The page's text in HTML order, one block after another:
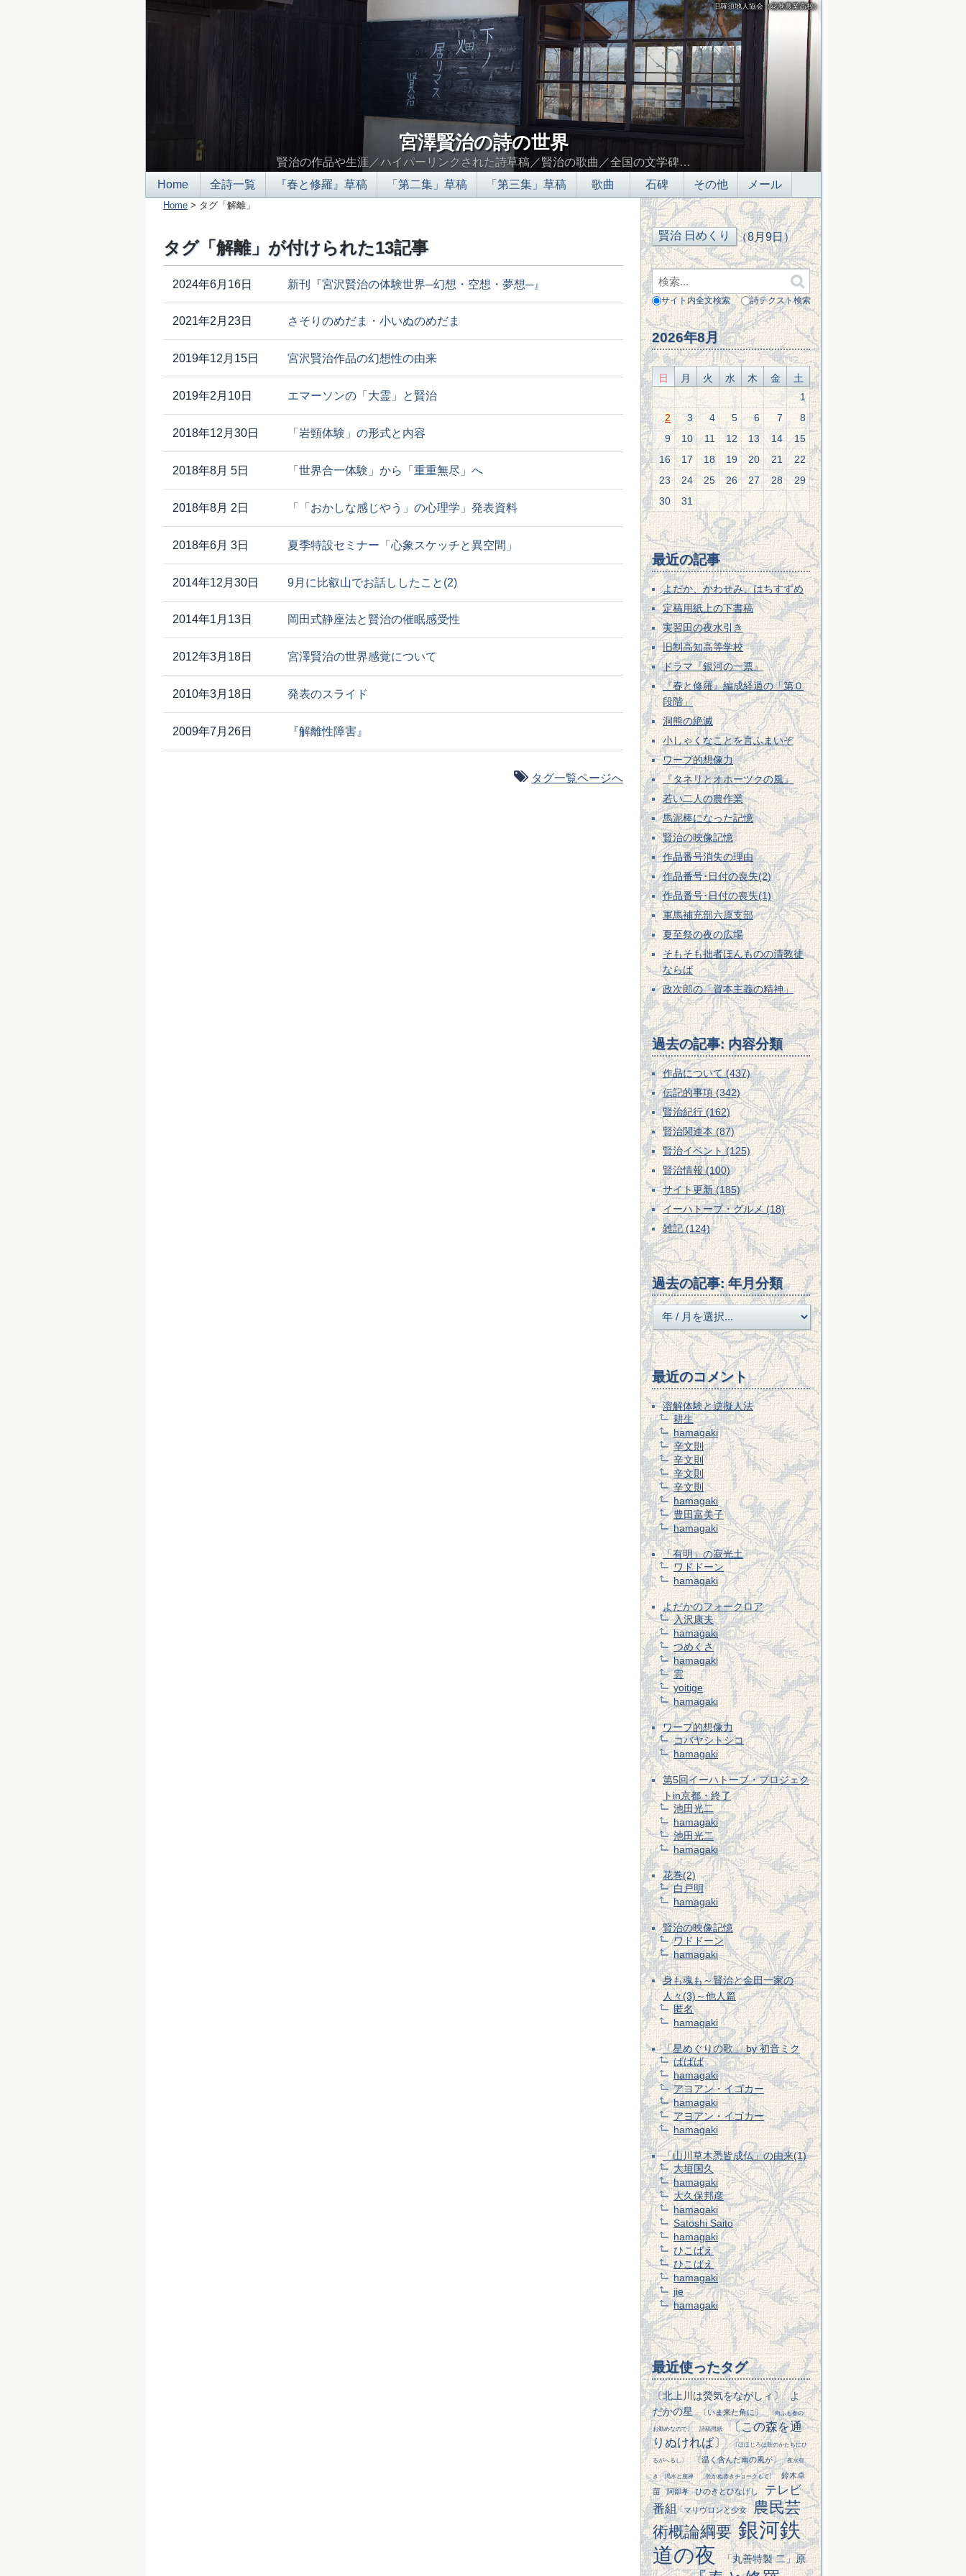
旧羅須地人協会（花巻農業高校）
宮澤賢治の詩の世界
賢治の作品や生涯／ハイパーリンクされた詩草稿／賢治の歌曲／全国の文学碑…
Home
全詩一覧 『春と修羅』草稿 「第二集」草稿 「第三集」草稿 歌曲 石碑 その他 メール
Home > タグ「解離」
タグ「解離」が付けられた13記事
2024年6月16日 新刊『宮沢賢治の体験世界─幻想・空想・夢想─』
2021年2月23日 さそりのめだま・小いぬのめだま
2019年12月15日 宮沢賢治作品の幻想性の由来
2019年2月10日 エマーソンの「大霊」と賢治
2018年12月30日 「岩頸体験」の形式と内容
2018年8月 5日 「世界合一体験」から「重重無尽」へ
2018年8月 2日 「「おかしな感じやう」の心理学」発表資料
2018年6月 3日 夏季特設セミナー「心象スケッチと異空間」
2014年12月30日 9月に比叡山でお話ししたこと(2)
2014年1月13日 岡田式静座法と賢治の催眠感受性
2012年3月18日 宮澤賢治の世界感覚について
2010年3月18日 発表のスライド
2009年7月26日 『解離性障害』
タグ一覧ページへ
（8月9日）
サイト内全文検索 詩テクスト検索
2026年8月
日 月 火 水 木 金
土
1
2
3 4 5 6 7
8
9
10 11 12 13 14
15
16
17 18 19 20 21
22
23
24 25 26 27 28
29
30
31
最近の記事
よだか、かわせみ、はちすずめ
定稿用紙上の下書稿
実習田の夜水引き
旧制高知高等学校
ドラマ『銀河の一票』
『春と修羅』編成経過の「第０
段階」
洞熊の絶滅
小しゃくなことを言ふまいぞ
ワープ的想像力
『タネリとオホーツクの風』
若い二人の農作業
馬泥棒になった記憶
賢治の映像記憶
作品番号消失の理由
作品番号･日付の喪失(2)
作品番号･日付の喪失(1)
軍馬補充部六原支部
夏至祭の夜の広場
そもそも拙者ほんものの清教徒
ならば
政次郎の「資本主義の精神」
過去の記事: 内容分類
作品について (437)
伝記的事項 (342)
賢治紀行 (162)
賢治関連本 (87)
賢治イベント (125)
賢治情報 (100)
サイト更新 (185)
イーハトーブ・グルメ (18)
雑記 (124)
過去の記事: 年月分類
最近のコメント
溶解体験と逆擬人法
耕生
hamagaki
辛文則
辛文則
辛文則
辛文則
hamagaki
豊田富美子
hamagaki
「有明」の寂光土
ワドドーン
hamagaki
よだかのフォークロア
入沢康夫
hamagaki
つめくさ
hamagaki
雲
yoitige
hamagaki
ワープ的想像力
コバヤシトシコ
hamagaki
第5回イーハトーブ・プロジェク
トin京都・終了
池田光二
hamagaki
池田光二
hamagaki
花巻(2)
白戸明
hamagaki
賢治の映像記憶
ワドドーン
hamagaki
身も魂も～賢治と金田一家の
人々(3)～他人篇
匿名
hamagaki
「星めぐりの歌」 by 初音ミク
ばばば
hamagaki
アヨアン・イゴカー
hamagaki
アヨアン・イゴカー
hamagaki
「山川草木悉皆成仏」の由来(1)
大垣国久
hamagaki
大久保邦彦
hamagaki
Satoshi Saito
hamagaki
ひこばえ
ひこばえ
hamagaki
jie
hamagaki
最近使ったタグ
〔北上川は熒気をながしィ〕 よ
だかの星
〔いま来た角に〕 〔向ふも春の
お勤めなので〕 詩稿用紙
〔この森を通
りぬければ〕
〔ほほじろは鼓のかたちにひ
るがへるし〕 〔温く含んだ南の風が〕 夜水引
き 渇水と座禅 〔乾かぬ赤きチョークもて〕
鈴木卓
苗
阿部孝 ひのきとひなげし
テレビ
番組
マリヴロンと少女
農民芸
術概論綱要 銀河鉄
道の夜
「丸善特製 二」原